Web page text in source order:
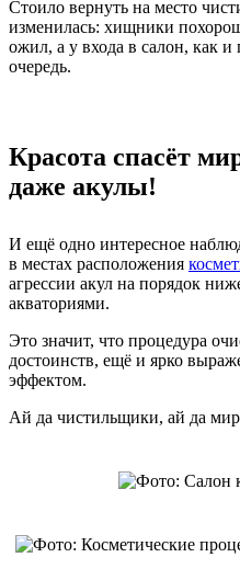
Стоило вернуть на место
изменилась: хищники
ожил, а у входа в салон, как и
очередь.
Красота спасёт
даже акулы!
И ещё одно интересное
в местах расположения
агрессии акул на порядок
акваториями.
Это значит, что процедура
достоинств, ещё и ярко
эффектом.
Ай да чистильщики, ай да